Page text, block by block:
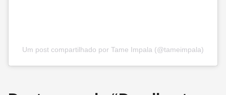
Um post compartilhado por Tame Impala (@tameimpala)